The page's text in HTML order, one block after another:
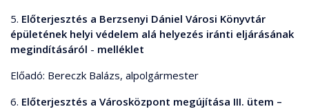
5. Előterjesztés a Berzsenyi Dániel Városi Könyvtár
épületének helyi védelem alá helyezés iránti eljárásának
megindításáról - melléklet
Előadó: Bereczk Balázs, alpolgármester
6. Előterjesztés a Városközpont megújítása III. ütem –